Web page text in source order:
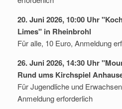
20. Juni 2026, 10:00 Uhr
Limes" in Rheinbrohl
Für alle, 10 Euro, Anmeldung
26. Juni 2026, 14:30 Uhr
Rund ums Kirchspiel
Für Jugendliche und
Anmeldung erforderlich